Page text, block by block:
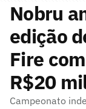
Nobru
edição
Fire
R$20
Campeonato